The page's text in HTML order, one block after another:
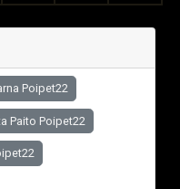
Poipet22
Paito Poipet22